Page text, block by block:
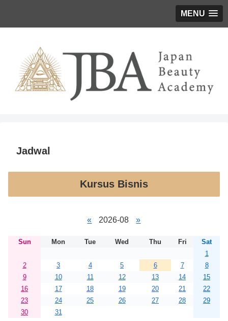
MENU
Jadwal
Kursus Bisnis
« 2026-08 »
Sun Mon Tue Wed Thu Fri
Sat
1
2
3 4 5 6 7
8
9
10 11 12 13 14
15
16
17 18 19 20 21
22
23
24 25 26 27 28
29
30
31